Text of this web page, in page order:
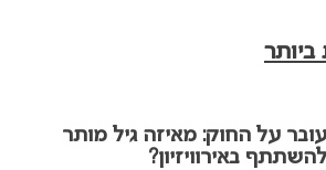
עובר על החוק: מאיזה גיל מותר
להשתתף באירוויזיון?